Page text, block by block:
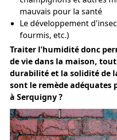
mauvais pour la santé
Le développement
fourmis, etc.)
Traiter l'humidité donc
de vie dans la maison,
durabilité et la solidité de
sont le remède adéquates
à Serquigny ?